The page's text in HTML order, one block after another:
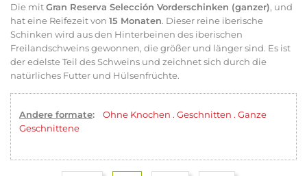
Die mitGran Reserva Selección Vorderschinken (ganzer), und
hat eine Reifezeit von 15 Monaten. Dieser reine iberische
Schinken wird aus den Hinterbeinen des iberischen
Freilandschweins gewonnen, die größer und länger sind. Es ist
der edelste Teil des Schweins und zeichnet sich durch die
natürliches Futter und Hülsenfrüchte.
Andere formate: Ohne Knochen . Geschnitten . Ganze
Geschnittene